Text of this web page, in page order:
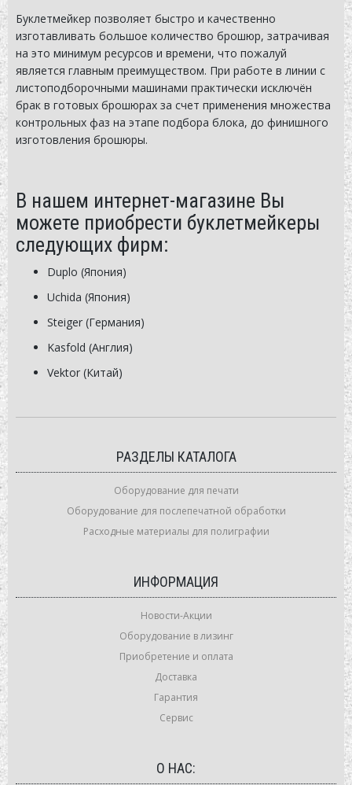
Буклетмейкер позволяет быстро и качественно
изготавливать большое количество брошюр, затрачивая
на это минимум ресурсов и времени, что пожалуй
является главным преимуществом. При работе в линии с
листоподборочными машинами практически исключён
брак в готовых брошюрах за счет применения множества
контрольных фаз на этапе подбора блока, до финишного
изготовления брошюры.
В нашем интернет-магазине Вы
можете приобрести буклетмейкеры
следующих фирм:
Duplo (Япония)
Uchida (Япония)
Steiger (Германия)
Kasfold (Англия)
Vektor (Китай)
РАЗДЕЛЫ КАТАЛОГА
Оборудование для печати
Оборудование для послепечатной обработки
Расходные материалы для полиграфии
ИНФОРМАЦИЯ
Новости-Акции
Оборудование в лизинг
Приобретение и оплата
Доставка
Гарантия
Сервис
О НАС: